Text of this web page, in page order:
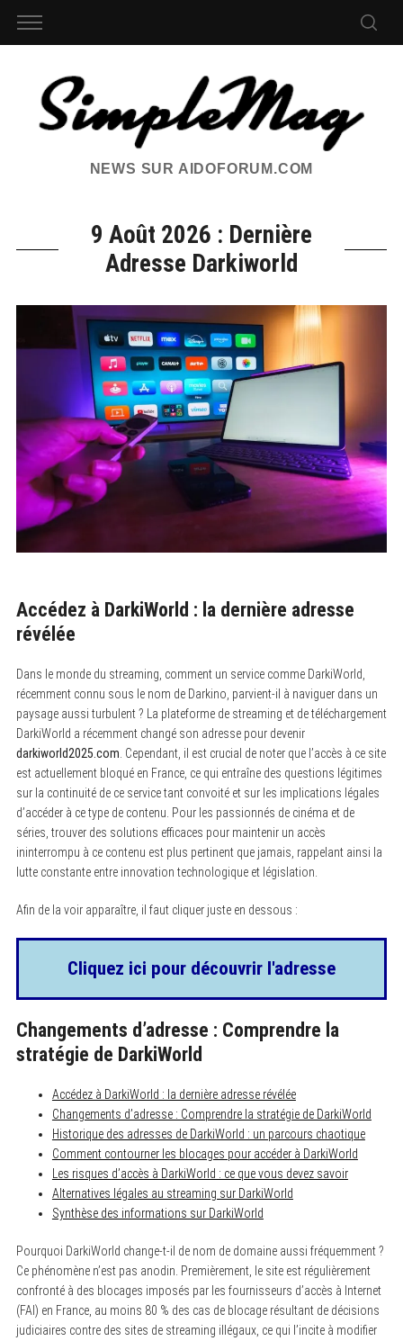
NEWS SUR AIDOFORUM.COM
9 Août 2026 : Dernière
Adresse Darkiworld
Accédez à DarkiWorld : la dernière adresse
révélée
Dans le monde du streaming, comment un service comme DarkiWorld,
récemment connu sous le nom de Darkino, parvient-il à naviguer dans un
paysage aussi turbulent ? La plateforme de streaming et de téléchargement
DarkiWorld a récemment changé son adresse pour devenir
darkiworld2025.com . Cependant, il est crucial de noter que l’accès à ce site
est actuellement bloqué en France, ce qui entraîne des questions légitimes
sur la continuité de ce service tant convoité et sur les implications légales
d’accéder à ce type de contenu. Pour les passionnés de cinéma et de
séries, trouver des solutions efficaces pour maintenir un accès
ininterrompu à ce contenu est plus pertinent que jamais, rappelant ainsi la
lutte constante entre innovation technologique et législation.
Afin de la voir apparaître, il faut cliquer juste en dessous :
Cliquez ici pour découvrir l'adresse
Changements d’adresse : Comprendre la
stratégie de DarkiWorld
Accédez à DarkiWorld : la dernière adresse révélée
Changements d’adresse : Comprendre la stratégie de DarkiWorld
Historique des adresses de DarkiWorld : un parcours chaotique
Comment contourner les blocages pour accéder à DarkiWorld
Les risques d’accès à DarkiWorld : ce que vous devez savoir
Alternatives légales au streaming sur DarkiWorld
Synthèse des informations sur DarkiWorld
Pourquoi DarkiWorld change-t-il de nom de domaine aussi fréquemment ?
Ce phénomène n’est pas anodin. Premièrement, le site est régulièrement
confronté à des blocages imposés par les fournisseurs d’accès à Internet
(FAI) en France, au moins 80 % des cas de blocage résultant de décisions
judiciaires contre des sites de streaming illégaux, ce qui l’incite à modifier